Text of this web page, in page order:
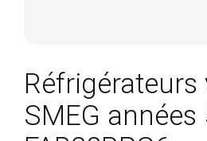
Réfrigérateurs
SMEG années